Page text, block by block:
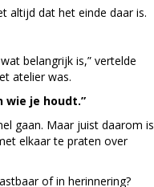
altijd dat het einde daar is.
belangrijk is,” vertelde
atelier was.
wie je houdt.”
gaan. Maar juist daarom is
elkaar te praten over
of in herinnering?